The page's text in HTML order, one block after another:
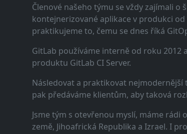
Členové našeho týmu se vždy zajímali
kontejnerizované aplikace v produkci
praktikujeme to, čemu se dnes říká
GitLab používáme interně od roku 2012
produktu GitLab CI Server.
Následovat a praktikovat nejmodernější
pak předáváme klientům, aby taková
Jsme tým s otevřenou myslí, máme rádi
země, Jihoafrická Republika a Izrael. I